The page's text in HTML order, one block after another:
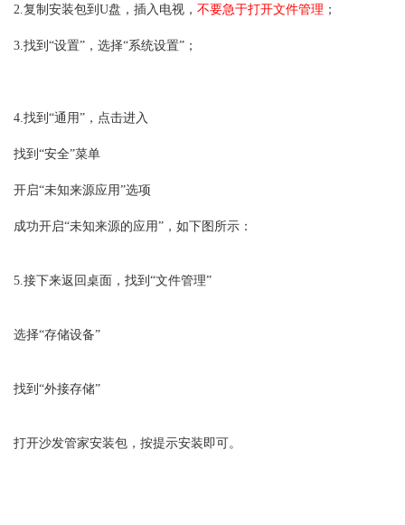
2.复制安装包到U盘，插入电视， 不要急于打开文件管理 ；
3.找到“设置”，选择“系统设置”；
4.找到“通用”，点击进入
找到“安全”菜单
开启“未知来源应用”选项
成功开启“未知来源的应用”，如下图所示：
5.接下来返回桌面，找到“文件管理”
选择“存储设备”
找到“外接存储”
打开沙发管家安装包，按提示安装即可。